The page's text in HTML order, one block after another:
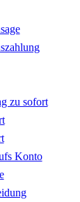
zu sofort
Konto